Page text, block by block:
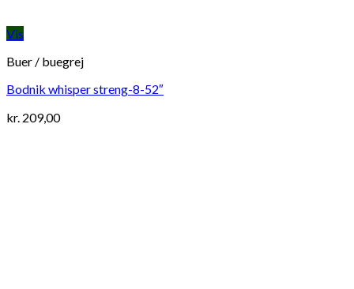
Vis
Buer / buegrej
Bodnik whisper streng-8-52″
kr. 209,00